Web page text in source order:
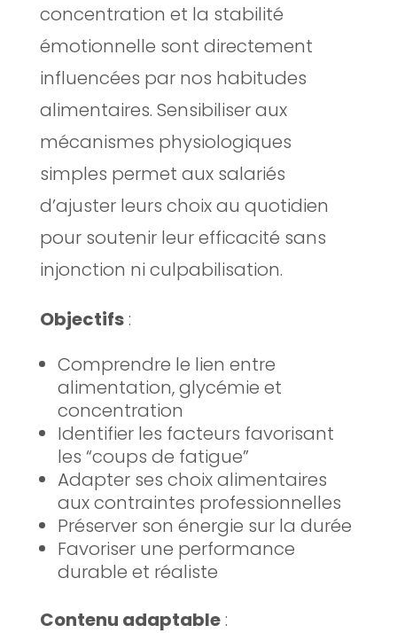
concentration et la stabilité
émotionnelle sont directement
influencées par nos habitudes
alimentaires. Sensibiliser aux
mécanismes physiologiques
simples permet aux salariés
d’ajuster leurs choix au quotidien
pour soutenir leur efficacité sans
injonction ni culpabilisation.
Objectifs:
Comprendre le lien entre
alimentation, glycémie et
concentration
Identifier les facteurs favorisant
les “coups de fatigue”
Adapter ses choix alimentaires
aux contraintes professionnelles
Préserver son énergie sur la durée
Favoriser une performance
durable et réaliste
Contenu adaptable: